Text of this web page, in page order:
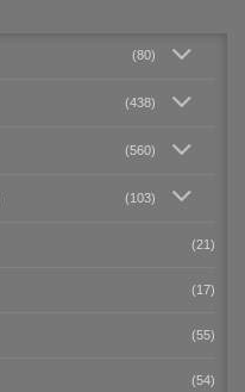
(80)
(438)
(560)
(103)
(21)
(17)
(55)
(54)